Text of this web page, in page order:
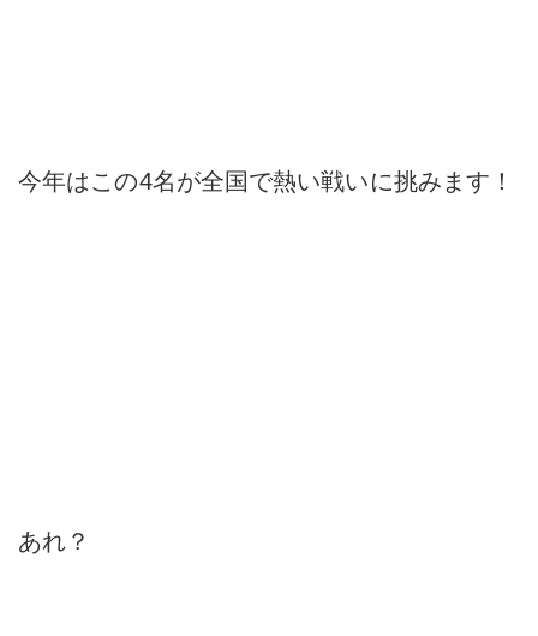
今年はこの4名が全国で熱い戦いに挑みます！
あれ？